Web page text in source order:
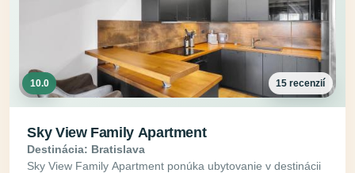
10.0 15 recenzií
Sky View Family Apartment
Destinácia: Bratislava
Sky View Family Apartment ponúka ubytovanie v destinácii